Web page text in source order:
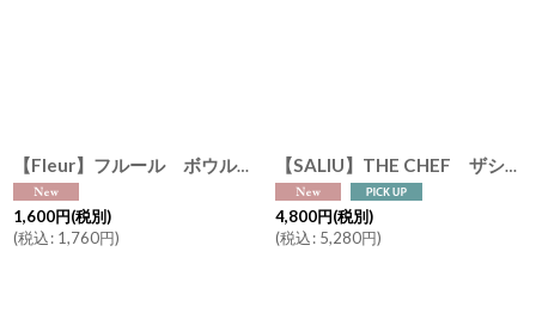
【Fleur】フルール ボウル 黒土 Des Pre 日本製 美濃焼 16.5 x 14 x 5.5cm
1,600円(税別)
(税込: 1,760円)
【SALIU】THE CHEF ザシェフ ベイクパンS 蓋付き 耐熱陶器 日本製 クッキングプレート 簡単料理 魚焼きグリル オーブン レンジ 直火対応
4,800円(税別)
(税込: 5,280円)